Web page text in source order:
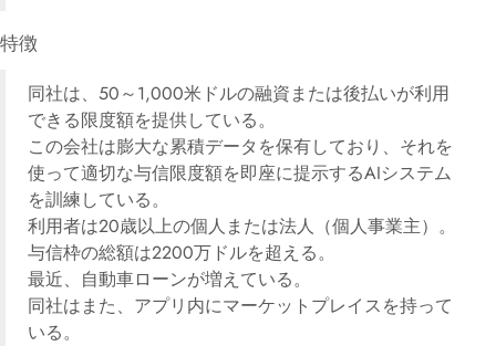
特徴
同社は、50～1,000米ドルの融資または後払いが利用
できる限度額を提供している。
この会社は膨大な累積データを保有しており、それを
使って適切な与信限度額を即座に提示するAIシステム
を訓練している。
利用者は20歳以上の個人または法人（個人事業主）。
与信枠の総額は2200万ドルを超える。
最近、自動車ローンが増えている。
同社はまた、アプリ内にマーケットプレイスを持って
いる。